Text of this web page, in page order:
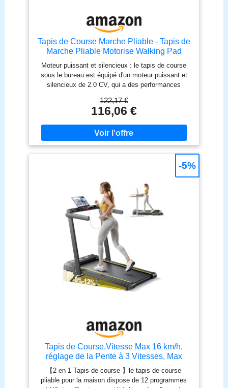
Tapis de Course Marche Pliable - Tapis de
Marche Pliable Motorise Walking Pad
Electrique Silencieux Tapis Roulant 10
km/h Treadmill Compact pour la Maison et
Le Bureau
Moteur puissant et silencieux : le tapis de course
sous le bureau est équipé d'un moteur puissant et
silencieux de 2.0 CV, qui a des performances
une capacité de charge maximale de 100 kg. Son
cadre en acier durable réduit les vibrations et le
bruit, garantissant un entraînement fluide et stable.
122,17 €
116,06 €
Tapis de Course,Vitesse Max 16 km/h,
réglage de la Pente à 3 Vitesses, Max
Pente 12%,Bande de Course Large 42cm,
2.5 HP, Tapis de Course électrique
Pliable, Double écran LED, Mesure de la
【2 en 1 Tapis de course 】le tapis de course
pliable pour la maison dispose de 12 programmes
-5%